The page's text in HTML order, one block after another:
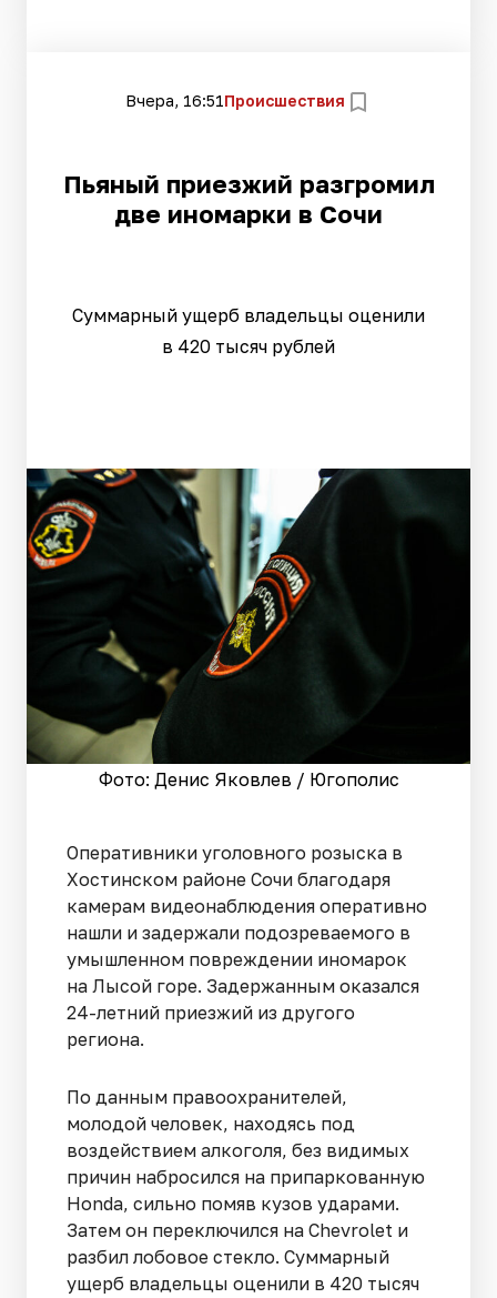
Вчера, 16:51Происшествия
Пьяный приезжий разгромил
две иномарки в Сочи
Суммарный ущерб владельцы оценили
в 420 тысяч рублей
Фото: Денис Яковлев / Югополис
Оперативники уголовного розыска в
Хостинском районе Сочи благодаря
камерам видеонаблюдения оперативно
нашли и задержали подозреваемого в
умышленном повреждении иномарок
на Лысой горе. Задержанным оказался
24-летний приезжий из другого
региона.
По данным правоохранителей,
молодой человек, находясь под
воздействием алкоголя, без видимых
причин набросился на припаркованную
Honda, сильно помяв кузов ударами.
Затем он переключился на Chevrolet и
разбил лобовое стекло. Суммарный
ущерб владельцы оценили в 420 тысяч